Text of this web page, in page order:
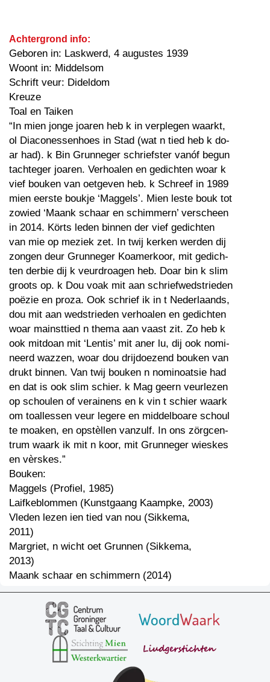
Achtergrond info:
Geboren in: Laskwerd, 4 augustes 1939
Woont in: Middelsom
Schrift veur: Dideldom
Kreuze
Toal en Taiken
“In mien jonge joaren heb k in verplegen waarkt,
ol Diaconessenhoes in Stad (wat n tied heb k do-
ar had). k Bin Grunneger schriefster vanóf begun
tachteger joaren. Verhoalen en gedichten woar k
vief bouken van oetgeven heb. k Schreef in 1989
mien eerste boukje ‘Maggels’. Mien leste bouk tot
zowied ‘Maank schaar en schimmern’ verscheen
in 2014. Körts leden binnen der vief gedichten
van mie op meziek zet. In twij kerken werden dij
zongen deur Grunneger Koamerkoor, mit gedich-
ten derbie dij k veurdroagen heb. Doar bin k slim
groots op. k Dou voak mit aan schriefwedstrieden
poëzie en proza. Ook schrief ik in t Nederlaands,
dou mit aan wedstrieden verhoalen en gedichten
woar mainsttied n thema aan vaast zit. Zo heb k
ook mitdoan mit ‘Lentis’ mit aner lu, dij ook nomi-
neerd wazzen, woar dou drijdoezend bouken van
drukt binnen. Van twij bouken n nominoatsie had
en dat is ook slim schier. k Mag geern veurlezen
op schoulen of verainens en k vin t schier waark
om toallessen veur legere en middelboare schoul
te moaken, en opstèllen vanzulf. In ons zörgcen-
trum waark ik mit n koor, mit Grunneger wieskes
en vèrskes.”
Bouken:
Maggels (Profiel, 1985)
Laifkeblommen (Kunstgaang Kaampke, 2003)
Vleden lezen ien tied van nou (Sikkema,
2011)
Margriet, n wicht oet Grunnen (Sikkema,
2013)
Maank schaar en schimmern (2014)